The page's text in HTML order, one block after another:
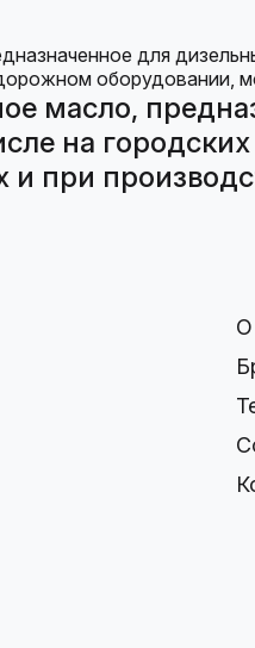
масло,
на
при
О